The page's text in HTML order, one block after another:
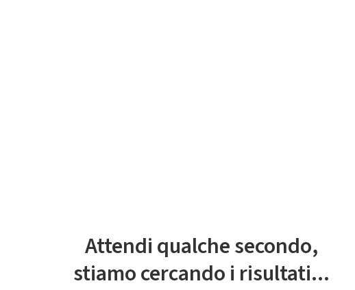
Attendi qualche secondo,
stiamo cercando i risultati...